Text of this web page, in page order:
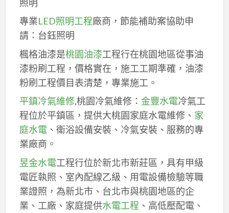
照明
專業LED照明工程廠商，節能補助案協助申
請：台鈺照明
楓格油漆是桃園油漆工程行在桃園地區從事油
漆粉刷工程，價格實在，施工工期準確，油漆
粉刷工程價目表清楚，專業施工。
平鎮冷氣維修,桃園冷氣維修： 金豐水電冷氣工
程位於平鎮區，提供大桃園家庭水電維修、 家
庭水電、衛浴設備安裝、冷氣安裝、服務的專
業廠商。
昱金水電工程行位於新北市新莊區，具有甲級
電匠執照、室內配線乙級、用電設備檢驗等職
業證照，為新北市、台北市與桃園地區的企
業、工廠、家庭提供水電工程 、高低壓配電、